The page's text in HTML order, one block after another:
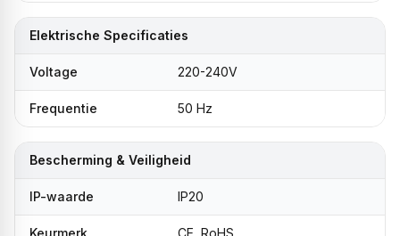
Elektrische Specificaties
Voltage 220-240V
Frequentie 50 Hz
Bescherming & Veiligheid
IP-waarde IP20
Keurmerk CE, RoHS